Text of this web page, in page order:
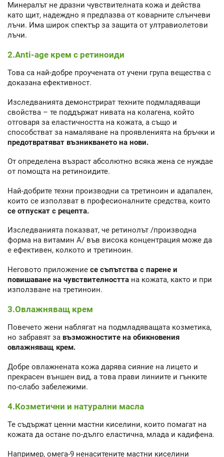
Минералът не дразни чувствителната кожа и действа
като щит, надеждно я предпазва от коварните слънчеви
лъчи. Има широк спектър за защита от ултравиолетови
лъчи.
2.Anti-age крем с ретиноиди
Това са най-добре проучената от учени група вещества с
доказана ефективност.
Изследванията демонстрират техните подмладяващи
свойства – те поддържат нивата на колагена, който
отговаря за еластичността на кожата, а също и
способстват за намаляване на проявленията на бръчки и
предотвратяват възникването на нови.
От определена възраст абсолютно всяка жена се нуждае
от помощта на ретиноидите.
Най-добрите техни производни са третиноин и адапален,
които се използват в професионалните средства, които
се отпускат с рецепта.
Изследванията показват, че ретинолът /производна
форма на витамин А/ във висока концентрация може да
е ефективен, колкото и третиноин.
Неговото приложение се съпътства с парене и
повишаване на чувствителността на кожата, както и при
използване на третиноин.
3.Овлажняващ крем
Повечето жени наблягат на подмладяващата козметика,
но забравят за възможностите на обикновения
овлажняващ крем.
Добре овлажнената кожа дарява сияние на лицето и
прекрасен външен вид, а това прави линиите и гънките
по-слабо забележими.
4.Козметични и натурални масла
Те съдържат ценни мастни киселини, които помагат на
кожата да остане по-дълго еластична, млада и кадифена.
Например, омега-9 ненаситените мастни киселини